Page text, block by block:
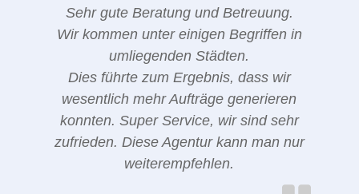
Sehr gute Beratung und Betreuung.
Wir kommen unter einigen Begriffen in
umliegenden Städten.
Dies führte zum Ergebnis, dass wir
wesentlich mehr Aufträge generieren
konnten. Super Service, wir sind sehr
zufrieden. Diese Agentur kann man nur
weiterempfehlen.